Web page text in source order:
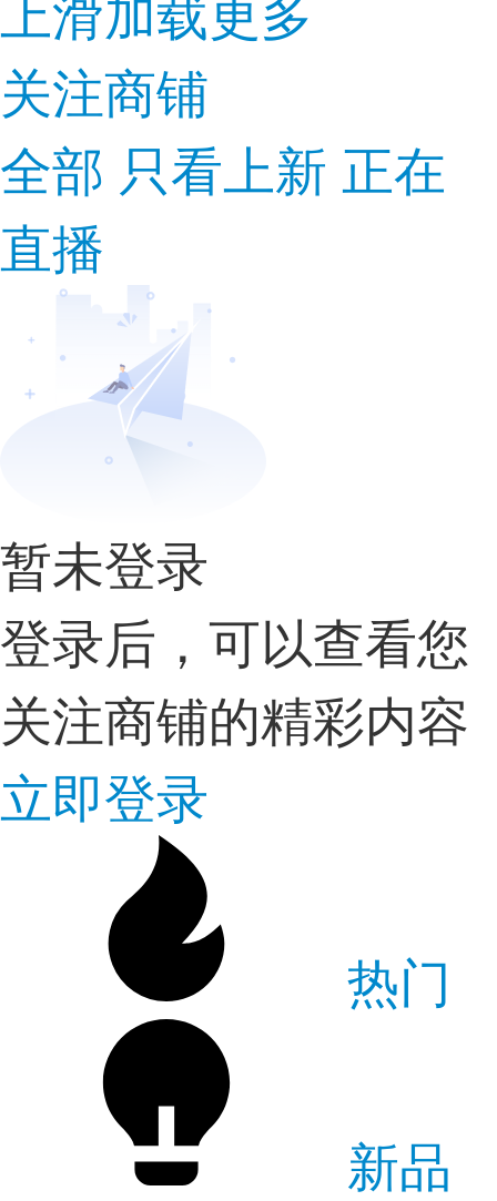
关注商铺
全部 只看上新 正在
直播
暂未登录
登录后，可以查看您
关注商铺的精彩内容
立即登录
热门
新品